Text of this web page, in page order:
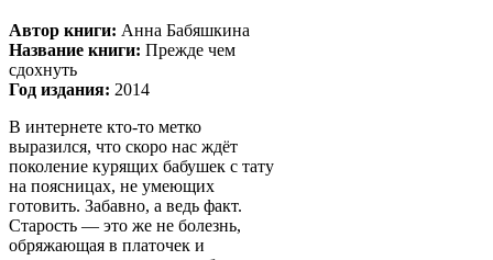
Автор книги: Анна Бабяшкина
Название книги: Прежде чем
сдохнуть
Год издания: 2014
В интернете кто-то метко
выразился, что скоро нас ждёт
поколение курящих бабушек с тату
на поясницах, не умеющих
готовить. Забавно, а ведь факт.
Старость — это же не болезнь,
обряжающая в платочек и